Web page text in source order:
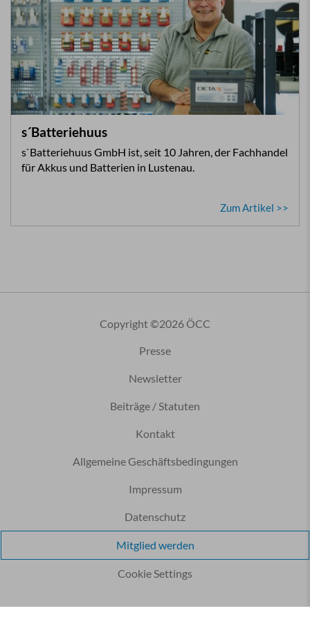
s´Batteriehuus
s`Batteriehuus GmbH ist, seit 10 Jahren, der Fachhandel
für Akkus und Batterien in Lustenau.
Zum Artikel >>
Copyright ©2026 ÖCC
Presse
Newsletter
Beiträge / Statuten
Kontakt
Allgemeine Geschäftsbedingungen
Impressum
Datenschutz
Mitglied werden
Cookie Settings